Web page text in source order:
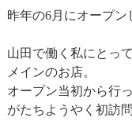
昨年の6月にオープ
山田で働く私にとっ
メインのお店。
オープン当初から行
がたちようやく初訪問